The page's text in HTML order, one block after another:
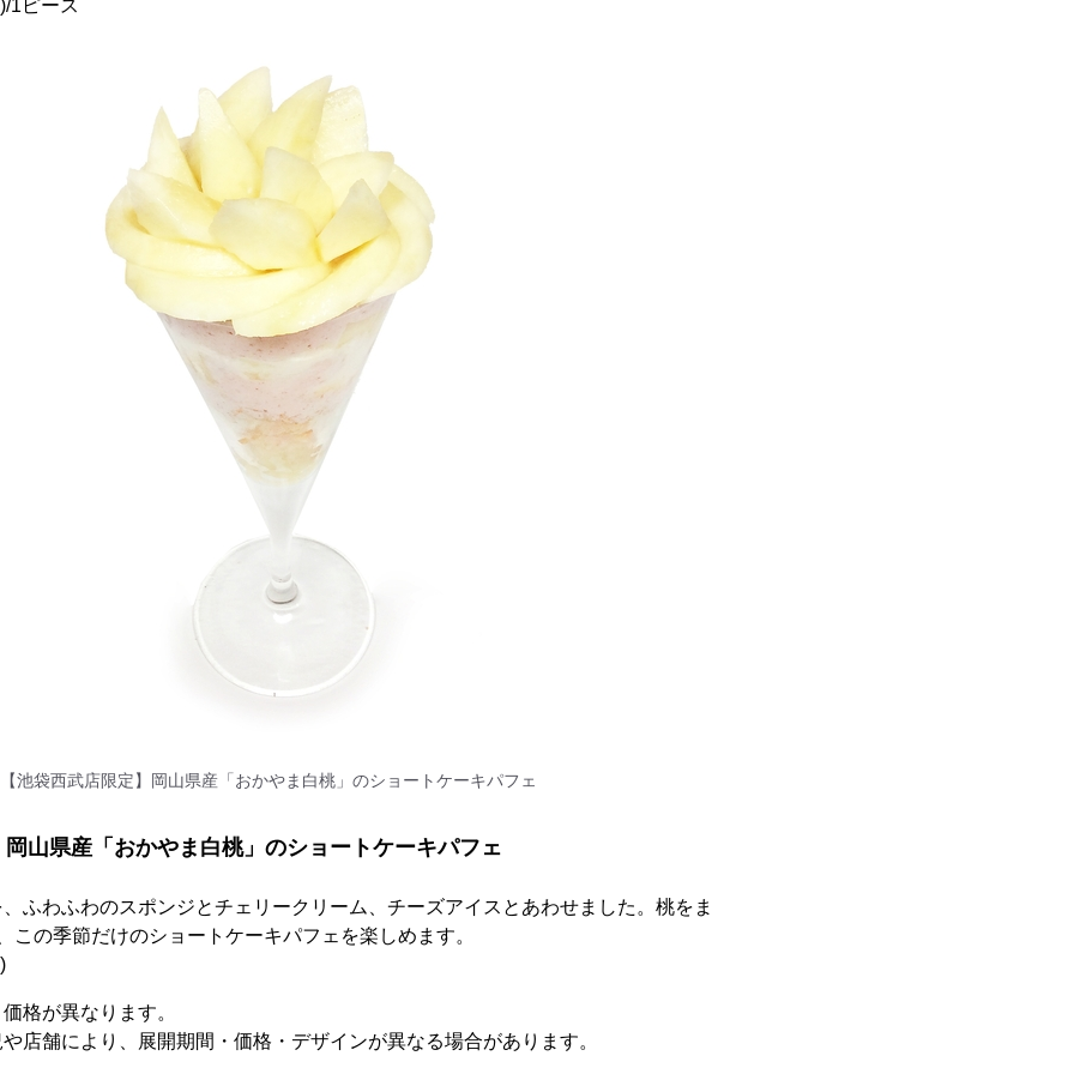
1ピース
【池袋西武店限定】岡山県産「おかやま白桃」のショートケーキパフェ
岡山県産「おかやま白桃」のショートケーキパフェ
ふわふわのスポンジとチェリークリーム、チーズアイスとあわせました。桃をま
この季節だけのショートケーキパフェを楽しめます。
格が異なります。
店舗により、展開期間・価格・デザインが異なる場合があります。